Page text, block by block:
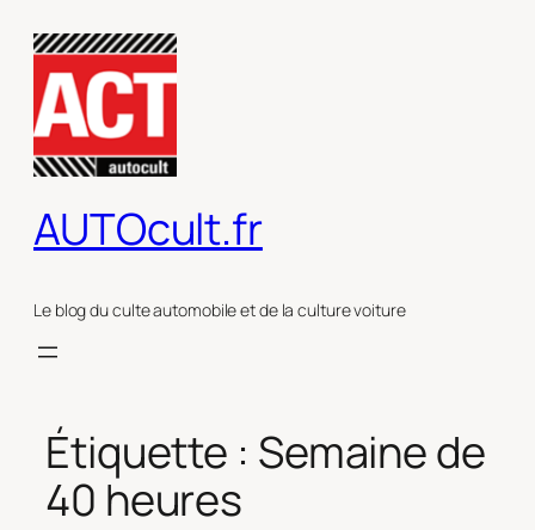
contenu
AUTOcult.fr
Le blog du culte automobile et de la culture voiture
Étiquette : Semaine de
40 heures